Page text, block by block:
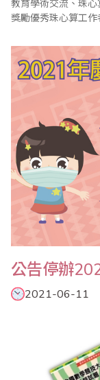
教育學術交流、珠
獎勵優秀珠心算工
盛大舉行，由於疫情
度珠算高階學術論
國、馬..
公告停辦
2021-06-11